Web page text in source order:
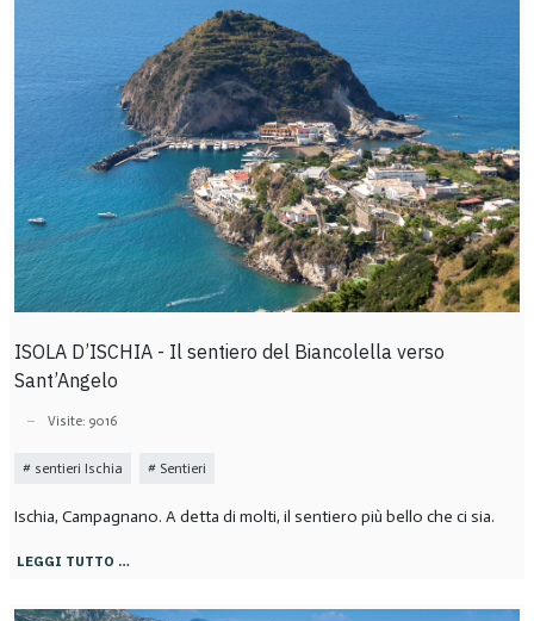
ISOLA D’ISCHIA - Il sentiero del Biancolella verso
Sant’Angelo
Visite: 9016
sentieri Ischia Sentieri
Ischia, Campagnano. A detta di molti, il sentiero più bello che ci sia.
LEGGI TUTTO …